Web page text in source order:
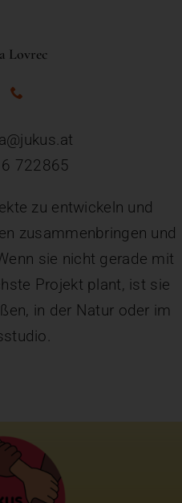
Lovrec
722865
zu entwickeln und
zusammenbringen und
sie nicht gerade mit
Projekt plant, ist sie
in der Natur oder im